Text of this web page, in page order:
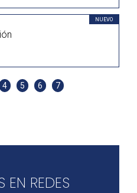
NUEVO
4 5 6 7
EN REDES